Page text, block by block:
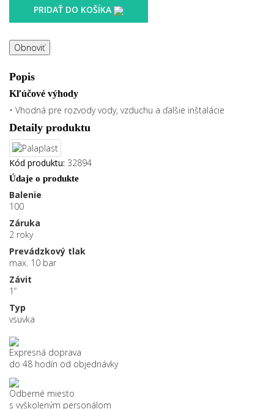
PRIDAŤ DO KOŠÍKA
Popis
Kľúčové výhody
• Vhodná pre rozvody vody, vzduchu a ďalšie inštalácie
Detaily produktu
Kód produktu: 32894
Údaje o produkte
Balenie
100
Záruka
2 roky
Prevádzkový tlak
max. 10 bar
Závit
1“
Typ
vsuvka
Expresná doprava
do 48 hodín od objednávky
Odberné miesto
s vyškoleným personálom